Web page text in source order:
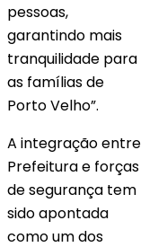
pessoas,
garantindo mais
tranquilidade para
as famílias de
Porto Velho”.
A integração entre
Prefeitura e forças
de segurança tem
sido apontada
como um dos